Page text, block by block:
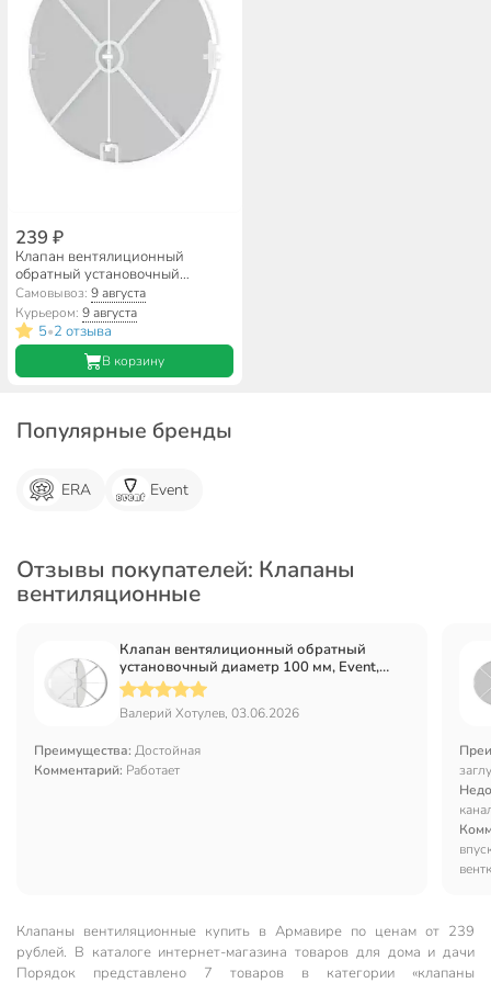
239 ₽
Клапан вентялиционный
обратный установочный
диаметр 100 мм, ERA, 10BV
Самовывоз:9 августа
Курьером:9 августа
5•2 отзыва
В корзину
Популярные бренды
ERA Event
Отзывы покупателей: Клапаны
вентиляционные
Клапан вентялиционный обратный
установочный диаметр 100 мм, Event,
Эвент100
Валерий Хотулев, 03.06.2026
Преимущества: Достойная
Комментарий: Работает
Клапаны вентиляционные купить в Армавире по ценам от 239
рублей. В каталоге интернет-магазина товаров для дома и дачи
Порядок представлено 7 товаров в категории «клапаны